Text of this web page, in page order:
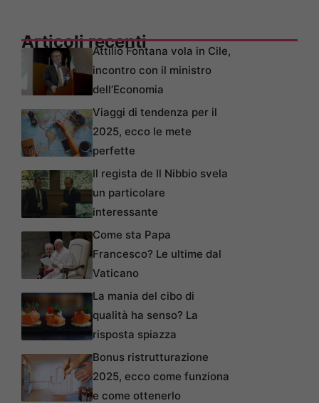
Articoli recentiAttilio Fontana vola in Cile,
incontro con il ministro
dell’Economia
Viaggi di tendenza per il
2025, ecco le mete
perfette
Il regista de Il Nibbio svela
un particolare
interessante
Come sta Papa
Francesco? Le ultime dal
Vaticano
La mania del cibo di
qualità ha senso? La
risposta spiazza
Bonus ristrutturazione
2025, ecco come funziona
e come ottenerlo